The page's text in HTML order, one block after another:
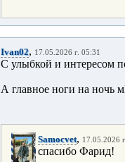
Ivan02, 17.05.2026 г. 05:31
С улыбкой и интересом
А главное ноги на ночь
Samocvet, 17.05.2026
спасибо Фарид!